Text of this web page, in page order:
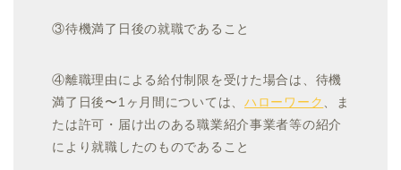
③待機満了日後の就職であること
④離職理由による給付制限を受けた場合は、待機
満了日後〜1ヶ月間については、 ハローワーク
、ま
たは許可・届け出のある職業紹介事業者等の紹介
により就職したのものであること